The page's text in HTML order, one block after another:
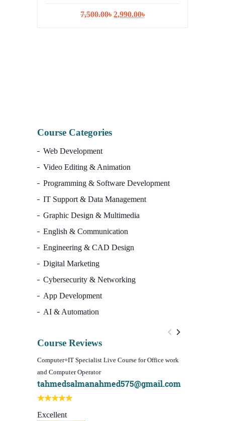
7,500.00৳ Original
2,990.00৳Current
Course Categories
Web Development
Video Editing & Animation
Programming & Software Development
IT Support & Data Management
Graphic Design & Multimedia
English & Communication
Engineering & CAD Design
Digital Marketing
Cybersecurity & Networking
App Development
AI & Automation
Course Reviews
Computer+IT Specialist Live Course for Office work
and Computer Operator
tahmedsalmanahmed575@gmail.com
Excellent